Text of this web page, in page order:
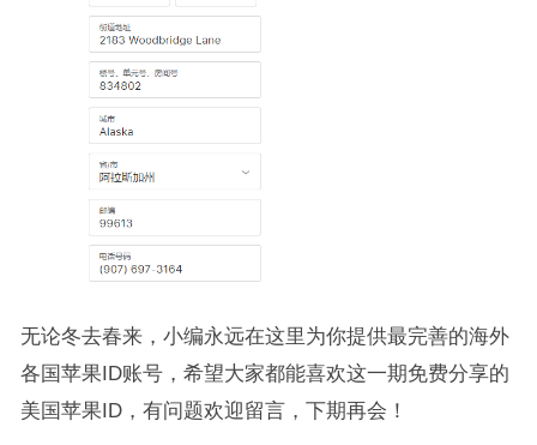
无论冬去春来，小编永远在这里为你提供最完善的海外
各国苹果ID账号，希望大家都能喜欢这一期免费分享的
美国苹果ID，有问题欢迎留言，下期再会！